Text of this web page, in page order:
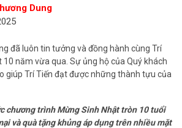
Dung
đã luôn tin tưởng và đồng hành cùng Trí
năm vừa qua. Sự ủng hộ của Quý khách
giúp Trí Tiến đạt được những thành tựu của
chương trình Mừng Sinh Nhật tròn 10 tuổi
và quà tặng khủng áp dụng trên nhiều mặt